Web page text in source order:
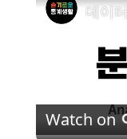
Watch on